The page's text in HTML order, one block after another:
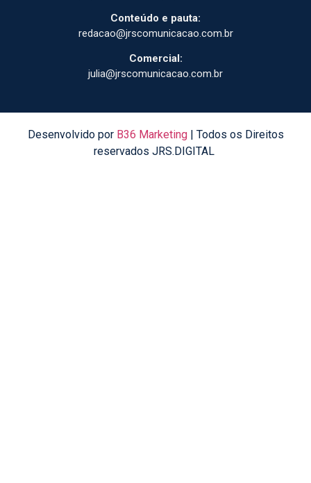
Conteúdo e pauta:
redacao@jrscomunicacao.com.br
Comercial:
julia@jrscomunicacao.com.br
Desenvolvido por B36 Marketing| Todos os Direitos
reservados JRS.DIGITAL